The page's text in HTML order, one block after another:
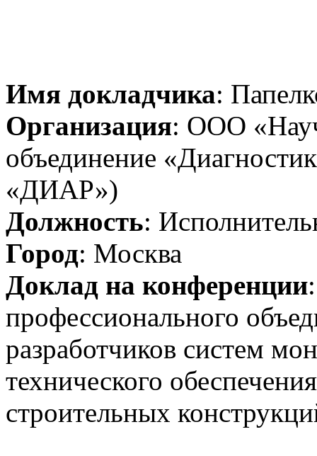
Имя докладчика:
Организация: ООО
объединение
«ДИАР»)
Должность:
Город: Москва
Доклад на конференции
профессионального
разработчиков систем
технического
строительных